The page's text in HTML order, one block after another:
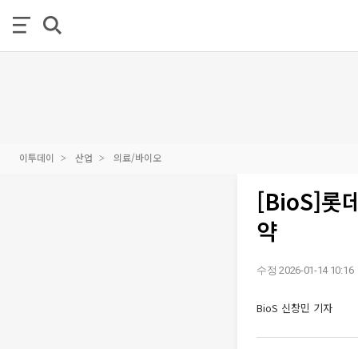
이투데이 산업 의료/바이오
[BioS]롯
약
수정 2026-01-14 10:16
BioS 신창민 기자